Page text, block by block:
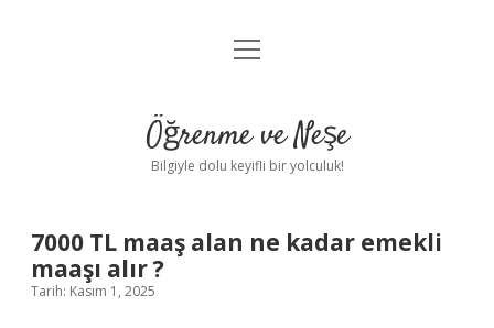
Anasayfa
Yasal Uyarı
menüyü
Öğrenme ve Neşe
Bilgiyle dolu keyifli bir yolculuk!
7000 TL maaş alan ne kadar emekli
maaşı alır ?
Tarih: Kasım 1, 2025